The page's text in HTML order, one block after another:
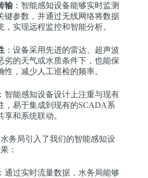
输：智能感知设备能够实时监测
键参数，并通过无线网络将数据
，实现远程监控和智能分析。
：设备采用先进的雷达、超声波
劣的天气或水质条件下，也能保
性，减少人工巡检的频率。
：智能感知设备设计上注重与现有
，易于集成到现有的SCADA系
和系统联动。
务局引入了我们的智能感知设
：
：通过实时流量数据，水务局能够